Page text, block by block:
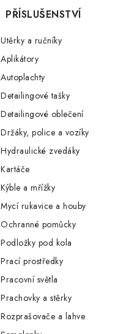
PŘÍSLUŠENSTVÍ
Utěrky a ručníky
Aplikátory
Autoplachty
Detailingové tašky
Detailingové oblečení
Držáky, police a vozíky
Hydraulické zvedáky
Kartáče
Kýble a mřížky
Mycí rukavice a houby
Ochranné pomůcky
Podložky pod kola
Prací prostředky
Pracovní světla
Prachovky a stěrky
Rozprašovače a lahve